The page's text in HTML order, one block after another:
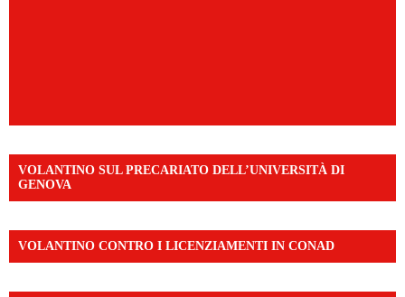
VOLANTINO SUL PRECARIATO DELL’UNIVERSITÀ DI
GENOVA
VOLANTINO CONTRO I LICENZIAMENTI IN CONAD